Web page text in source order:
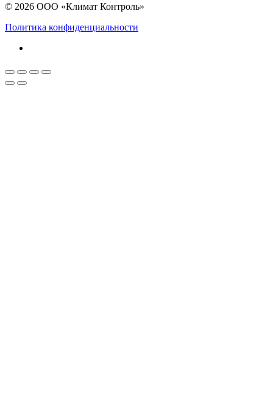
© 2026 ООО «Климат Контроль»
Политика конфиденциальности